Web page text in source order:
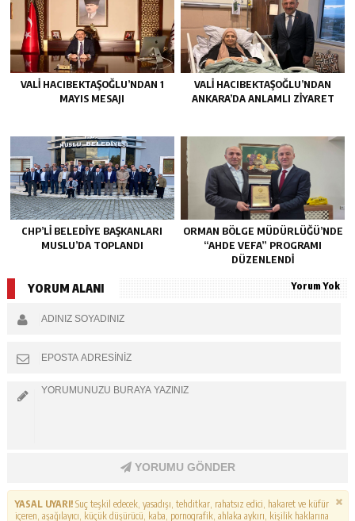
VALİ HACIBEKTAŞOĞLU’NDAN 1
MAYIS MESAJI
VALİ HACIBEKTAŞOĞLU’NDAN
ANKARA’DA ANLAMLI ZİYARET
CHP’LI BELEDIYE BAŞKANLARI
MUSLU’DA TOPLANDI
ORMAN BÖLGE MÜDÜRLÜĞÜ’NDE
“AHDE VEFA” PROGRAMI
DÜZENLENDİ
YORUM ALANI Yorum Yok
YORUMU GÖNDER
YASAL UYARI!Suç teşkil edecek, yasadışı, tehditkar, rahatsız edici, hakaret ve küfür
içeren, aşağılayıcı, küçük düşürücü, kaba, pornografik, ahlaka aykırı, kişilik haklarına